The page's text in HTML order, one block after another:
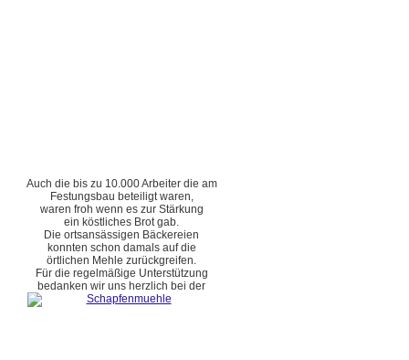
Auch die bis zu 10.000 Arbeiter die am
Festungsbau beteiligt waren,
waren froh wenn es zur Stärkung
ein köstliches Brot gab.
Die ortsansässigen Bäckereien
konnten schon damals auf die
örtlichen Mehle zurückgreifen.
Für die regelmäßige Unterstützung
bedanken wir uns herzlich bei der